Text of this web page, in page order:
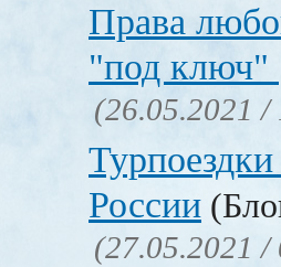
Права
"под ключ"
(26.05.2021 /
России
(27.05.2021 /